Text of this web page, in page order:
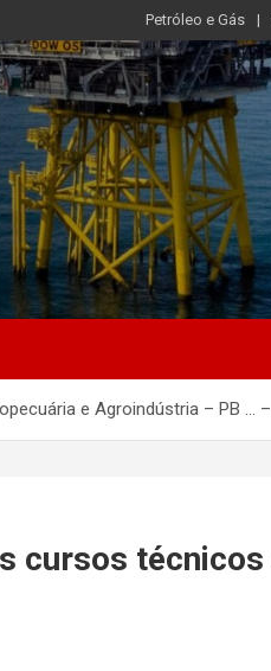
Petróleo e Gás
e Agroindústria – PB …
cursos